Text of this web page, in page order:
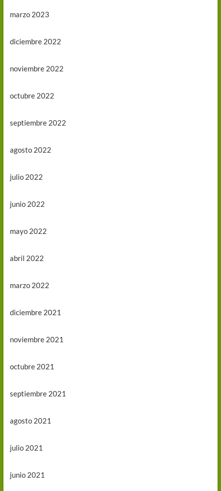
marzo 2023
diciembre 2022
noviembre 2022
octubre 2022
septiembre 2022
agosto 2022
julio 2022
junio 2022
mayo 2022
abril 2022
marzo 2022
diciembre 2021
noviembre 2021
octubre 2021
septiembre 2021
agosto 2021
julio 2021
junio 2021